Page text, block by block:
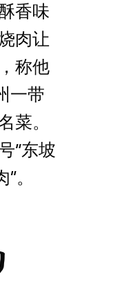
香味
肉让
称他
一带
菜。
“东坡
。